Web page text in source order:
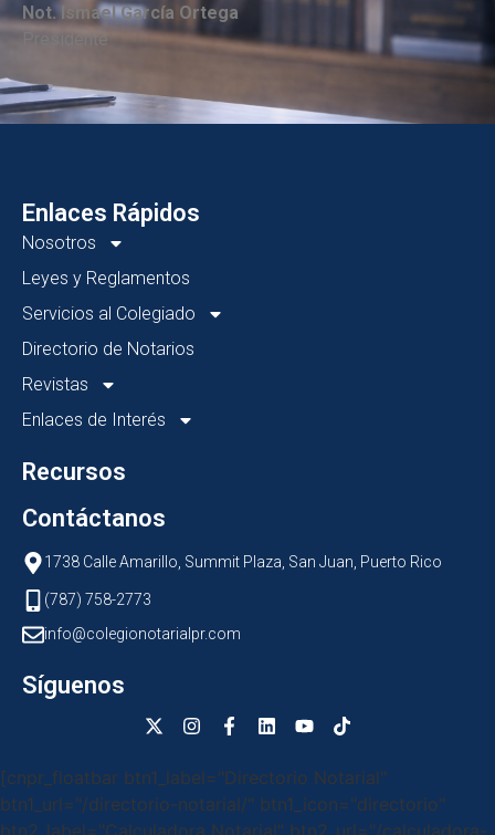
Not. Ismael García Ortega
Presidente
Enlaces Rápidos
Nosotros
Leyes y Reglamentos
Servicios al Colegiado
Directorio de Notarios
Revistas
Enlaces de Interés
Recursos
Contáctanos
1738 Calle Amarillo, Summit Plaza, San Juan, Puerto Rico
(787) 758-2773
info@colegionotarialpr.com
Síguenos
[cnpr_floatbar btn1_label="Directorio Notarial"
btn1_url="/directorio-notarial/" btn1_icon="directorio"